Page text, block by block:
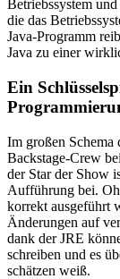
Betriebssystem
die das
Java-Programm
Java zu einer
Ein
Im großen Schema
Backstage-Crew
der Star der Show
Aufführung bei.
korrekt ausgeführt
Änderungen auf
dank der JRE
schreiben und es
schätzen weiß.